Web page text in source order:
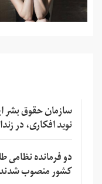
سازمان حقوق
نوید افکاری، در
دو فرمانده نظامی
کشور منصوب شدند